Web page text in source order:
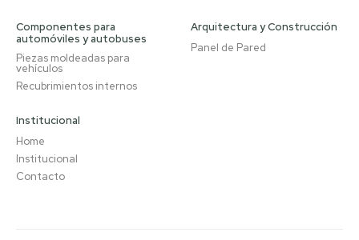
Componentes para
automóviles y autobuses
Piezas moldeadas para
vehículos
Recubrimientos internos
Arquitectura y Construcción
Panel de Pared
Institucional
Home
Institucional
Contacto